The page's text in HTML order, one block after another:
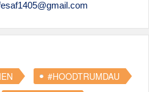
#HOODTRUMDAU